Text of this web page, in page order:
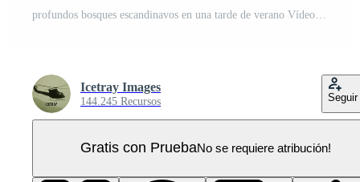
Icetray Images
144.245 Recursos Seguir
Gratis con PruebaNo se requiere atribución!